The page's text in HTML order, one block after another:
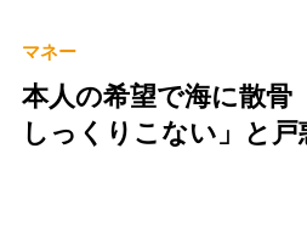
マネー
本人の希望で海に散骨
しっくりこない」と戸